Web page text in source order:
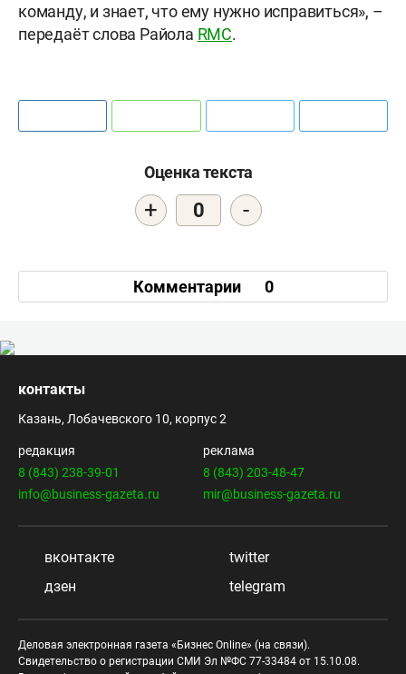
команду, и знает, что ему нужно исправиться», –
передаёт слова Райола RMC.
Оценка текста
+ 0 -
Комментарии 0
контакты
Казань, Лобачевского 10, корпус 2
редакция
8 (843) 238-39-01
info@business-gazeta.ru
реклама
8 (843) 203-48-47
mir@business-gazeta.ru
вконтакте
twitter
дзен
telegram
Деловая электронная газета «Бизнес Online» (на связи).
Свидетельство о регистрации СМИ Эл №ФС 77-33484 от 15.10.08.